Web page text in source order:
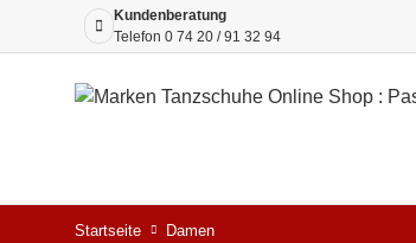
Kundenberatung
Telefon 0 74 20 / 91 32 94
Startseite Damen